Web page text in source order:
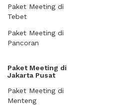
Paket Meeting di
Tebet
Paket Meeting di
Pancoran
Paket Meeting di
Jakarta Pusat
Paket Meeting di
Menteng